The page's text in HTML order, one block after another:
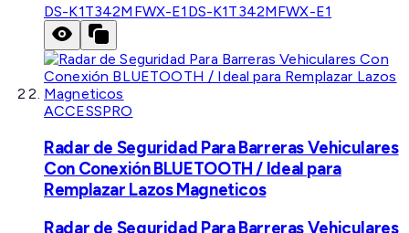
DS-K1T342MFWX-E1 DS-K1T342MFWX-E1
ACCESSPRO
Radar de Seguridad Para Barreras Vehiculares
Con Conexión BLUETOOTH / Ideal para
Remplazar Lazos Magneticos
Radar de Seguridad Para Barreras Vehiculares